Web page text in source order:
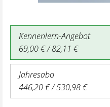
Kennenlern-Angebot
69,00 € / 82,11 €
Jahresabo
446,20 € / 530,98 €